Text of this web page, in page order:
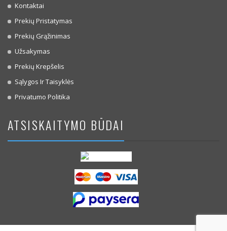
Kontaktai
Prekių Pristatymas
Prekių Grąžinimas
Užsakymas
Prekių Krepšelis
Sąlygos Ir Taisyklės
Privatumo Politika
ATSISKAITYMO BŪDAI